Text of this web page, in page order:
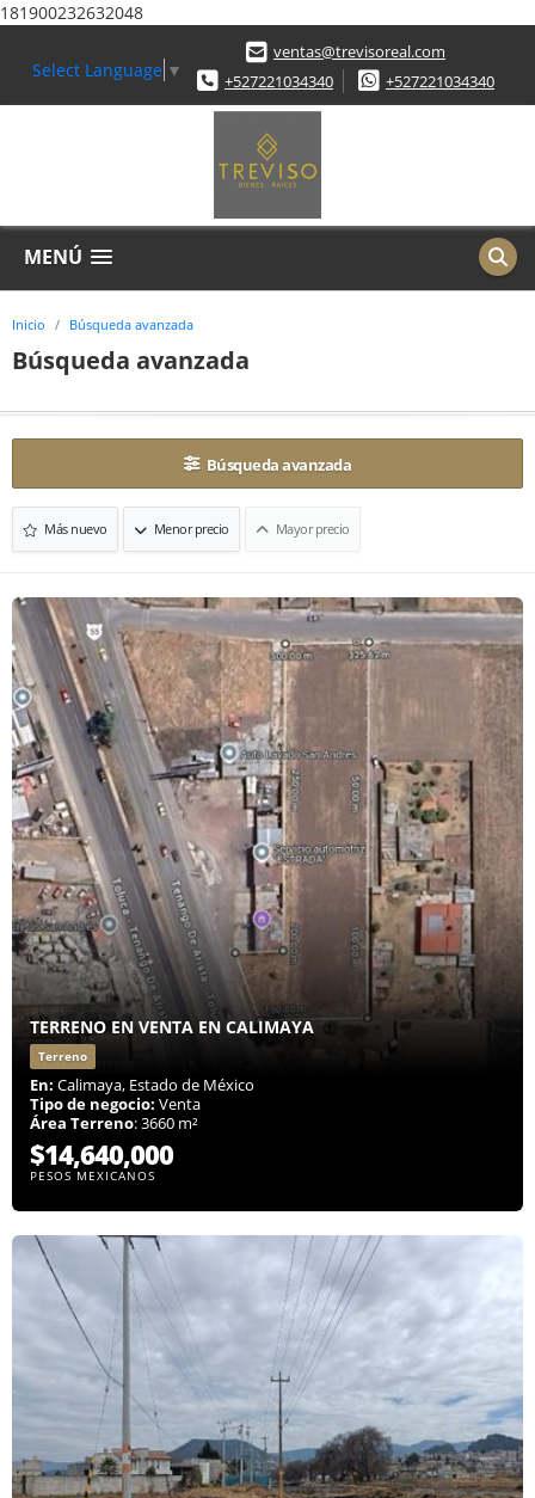
181900232632048
Select Language ▼
ventas@trevisoreal.com
+527221034340
+527221034340
MENÚ
Inicio Búsqueda avanzada
Búsqueda avanzada
Búsqueda avanzada
Más nuevo Menor precio Mayor precio
TERRENO EN VENTA EN CALIMAYA
Terreno
En: Calimaya, Estado de México
Tipo de negocio: Venta
Área Terreno: 3660 m²
$14,640,000
PESOS MEXICANOS